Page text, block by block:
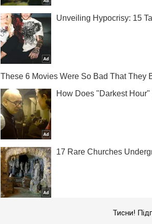
Тисни!